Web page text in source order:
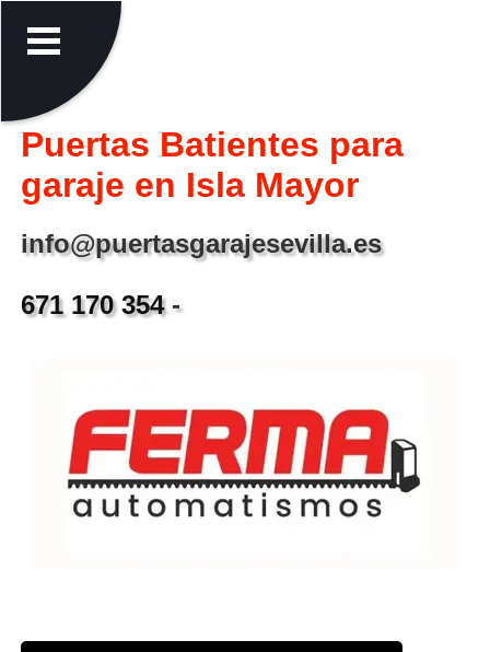
Puertas Batientes para
garaje en Isla Mayor
info@puertasgarajesevilla.es
671 170 354-